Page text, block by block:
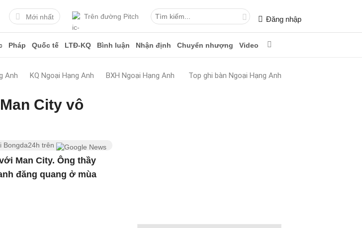
Mới nhất Trên đường Pitch Đăng nhập
Pháp Quốc tế LTĐ-KQ Bình luận Nhận định Chuyển nhượng Video
Anh KQ Ngoại Hạng Anh BXH Ngoại Hạng Anh Top ghi bàn Ngoại Hạng Anh
City vô
Bongda24h trên
Man City. Ông thầy
đăng quang ở mùa